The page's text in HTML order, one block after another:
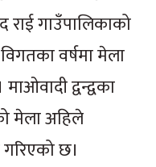
राई गाउँपालिकाको
वर्षमा मेला
द्वन्द्वका
मेला अहिले
छ।